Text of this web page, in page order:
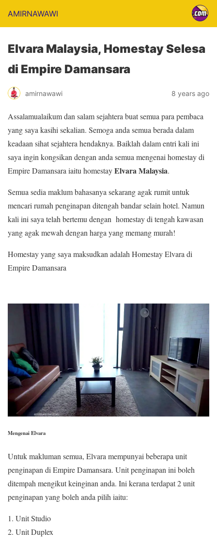
AMIRNAWAWI
Elvara Malaysia, Homestay Selesa
di Empire Damansara
amirnawawi 8 years ago
Assalamualaikum dan salam sejahtera buat semua para pembaca
yang saya kasihi sekalian. Semoga anda semua berada dalam
keadaan sihat sejahtera hendaknya. Baiklah dalam entri kali ini
saya ingin kongsikan dengan anda semua mengenai homestay di
Empire Damansara iaitu homestayElvara Malaysia.
Semua sedia maklum bahasanya sekarang agak rumit untuk
mencari rumah penginapan ditengah bandar selain hotel. Namun
kali ini saya telah bertemu dengan homestay di tengah kawasan
yang agak mewah dengan harga yang memang murah!
Homestay yang saya maksudkan adalah Homestay Elvara di
Empire Damansara
Mengenai Elvara
Untuk makluman semua, Elvara mempunyai beberapa unit
penginapan di Empire Damansara. Unit penginapan ini boleh
ditempah mengikut keinginan anda. Ini kerana terdapat 2 unit
penginapan yang boleh anda pilih iaitu:
Unit Studio
Unit Duplex